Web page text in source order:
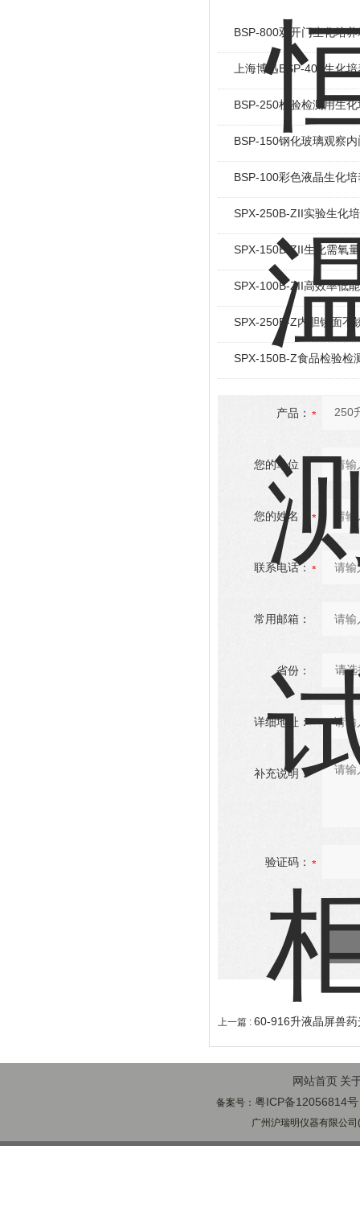
BSP-800双开门生化培养
上海博迅BSP-400生化
BSP-250检验检测用生
BSP-150钢化玻璃观察
BSP-100彩色液晶生化
SPX-250B-ZII实验生化
SPX-150B-ZII生化需氧
SPX-100B-ZII高效率低
SPX-250B-Z内胆镜面不
SPX-150B-Z食品检验检
产品：
您的单位：
您的姓名：
联系电话：
常用邮箱：
省份：
详细地址：
补充说明：
验证码：
上一篇 : 60-916升液晶屏兽
网站首页 关
备案号： 粤ICP备12056814号
广州沪瑞明仪器有限公